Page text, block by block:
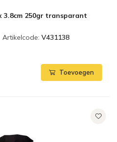
3.8cm 250gr transparant
Artikelcode: V431138
Toevoegen